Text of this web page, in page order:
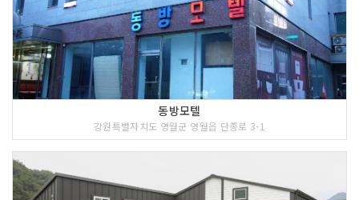
동방모텔
강원특별자치도 영월군 영월읍 단종로 3-1